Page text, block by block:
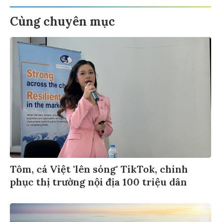
Cùng chuyên mục
Tôm, cá Việt 'lên sóng' TikTok, chinh
phục thị trường nội địa 100 triệu dân